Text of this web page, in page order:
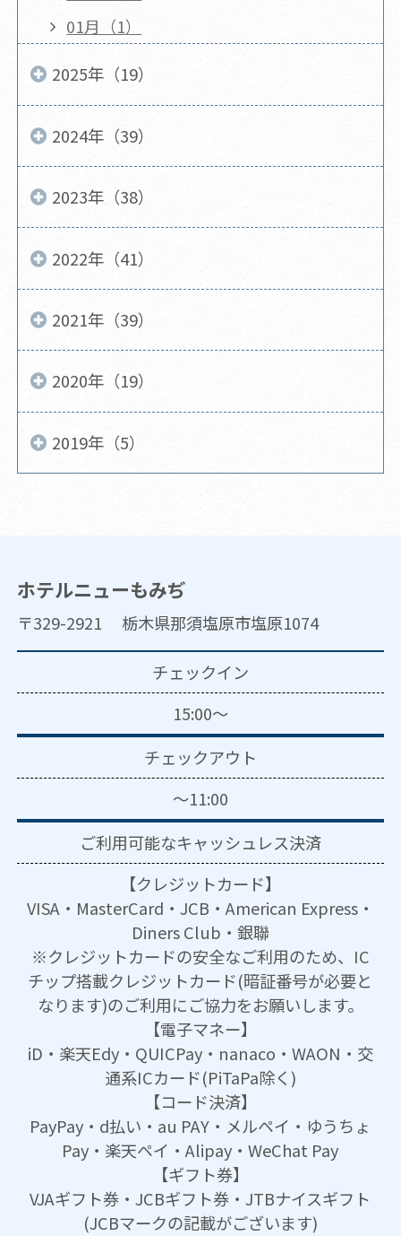
01月（1）
2025年（19）
2024年（39）
2023年（38）
2022年（41）
2021年（39）
2020年（19）
2019年（5）
ホテルニューもみぢ
〒329-2921 栃木県那須塩原市塩原1074
チェックイン
15:00～
チェックアウト
～11:00
ご利用可能なキャッシュレス決済
【クレジットカード】
VISA・MasterCard・JCB・American Express・
Diners Club・銀聯
※クレジットカードの安全なご利用のため、IC
チップ搭載クレジットカード(暗証番号が必要と
なります)のご利用にご協力をお願いします。
【電子マネー】
iD・楽天Edy・QUICPay・nanaco・WAON・交
通系ICカード(PiTaPa除く)
【コード決済】
PayPay・d払い・au PAY・メルペイ・ゆうちょ
Pay・楽天ペイ・Alipay・WeChat Pay
【ギフト券】
VJAギフト券・JCBギフト券・JTBナイスギフト
(JCBマークの記載がございます)